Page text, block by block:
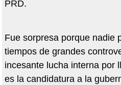
PRD.
Fue sorpresa porque nadie
tiempos de grandes
incesante lucha interna por
es la candidatura a la